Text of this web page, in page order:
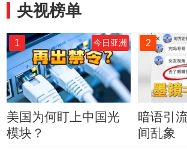
央视榜单
1 今日亚洲
美国为何盯上中国光
模块？
2
暗语引
间乱象